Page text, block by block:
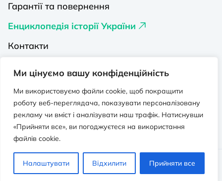
Ми цінуємо вашу конфіденційність
Ми використовуємо файли cookie, щоб покращити
роботу веб-переглядача, показувати персоналізовану
рекламу чи вміст і аналізувати наш трафік. Натиснувши
«Прийняти все», ви погоджуєтеся на використання
файлів cookie.
Налаштувати Відхилити Прийняти все
Гарантії та повернення
Енциклопедія історії України
Контакти
Видавництва на Порталі
Політика конфіденційності
Публічна оферта
Видавничо-освітній проєкт “Портал”.
Всі права захищено. © 2026 - 2026